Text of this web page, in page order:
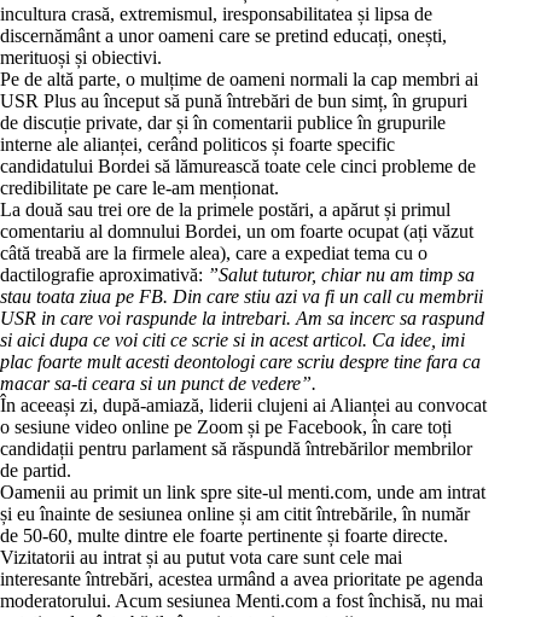
incultura crasă, extremismul, iresponsabilitatea și lipsa de
discernământ a unor oameni care se pretind educați, onești,
merituoși și obiectivi.
Pe de altă parte, o mulțime de oameni normali la cap membri ai
USR Plus au început să pună întrebări de bun simț, în grupuri
de discuție private, dar și în comentarii publice în grupurile
interne ale alianței, cerând politicos și foarte specific
candidatului Bordei să lămurească toate cele cinci probleme de
credibilitate pe care le-am menționat.
La două sau trei ore de la primele postări, a apărut și primul
comentariu al domnului Bordei, un om foarte ocupat (ați văzut
câtă treabă are la firmele alea), care a expediat tema cu o
dactilografie aproximativă: ”Salut tuturor, chiar nu am timp sa
stau toata ziua pe FB. Din care stiu azi va fi un call cu membrii
USR in care voi raspunde la intrebari. Am sa incerc sa raspund
si aici dupa ce voi citi ce scrie si in acest articol. Ca idee, imi
plac foarte mult acesti deontologi care scriu despre tine fara ca
macar sa-ti ceara si un punct de vedere”.
În aceeași zi, după-amiază, liderii clujeni ai Alianței au convocat
o sesiune video online pe Zoom și pe Facebook, în care toți
candidații pentru parlament să răspundă întrebărilor membrilor
de partid.
Oamenii au primit un link spre site-ul menti.com, unde am intrat
și eu înainte de sesiunea online și am citit întrebările, în număr
de 50-60, multe dintre ele foarte pertinente și foarte directe.
Vizitatorii au intrat și au putut vota care sunt cele mai
interesante întrebări, acestea urmând a avea prioritate pe agenda
moderatorului. Acum sesiunea Menti.com a fost închisă, nu mai